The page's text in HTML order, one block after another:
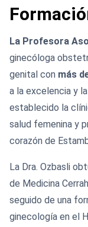
La Profesora
ginecóloga
genital con más
a la excelencia y
establecido la
salud femenina y
corazón de
La Dra. Ozbasli
de Medicina
seguido de una
ginecología en el